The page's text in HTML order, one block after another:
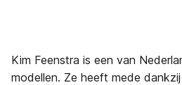
Kim Feenstra is een van
modellen. Ze heeft mede